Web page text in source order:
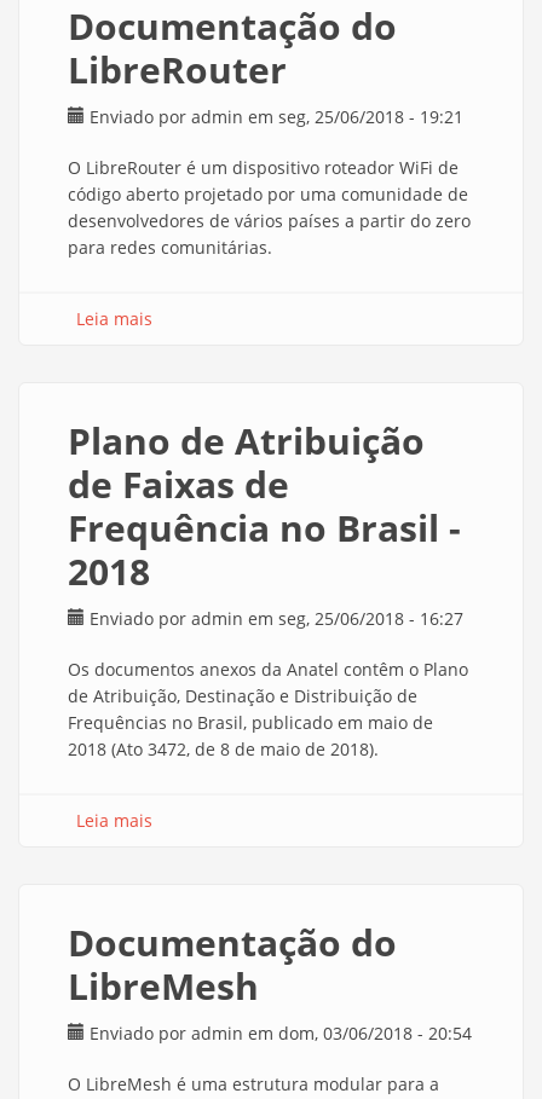
Documentação do
LibreRouter
Enviado por admin em seg, 25/06/2018 - 19:21
O LibreRouter é um dispositivo roteador WiFi de
código aberto projetado por uma comunidade de
desenvolvedores de vários países a partir do zero
para redes comunitárias.
Leia mais
Plano de Atribuição
de Faixas de
Frequência no Brasil -
2018
Enviado por admin em seg, 25/06/2018 - 16:27
Os documentos anexos da Anatel contêm o Plano
de Atribuição, Destinação e Distribuição de
Frequências no Brasil, publicado em maio de
2018 (Ato 3472, de 8 de maio de 2018).
Leia mais
Documentação do
LibreMesh
Enviado por admin em dom, 03/06/2018 - 20:54
O LibreMesh é uma estrutura modular para a